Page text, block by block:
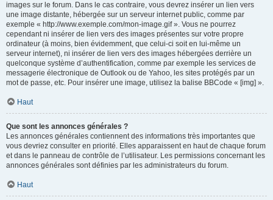
images sur le forum. Dans le cas contraire, vous devrez insérer un lien vers
une image distante, hébergée sur un serveur internet public, comme par
exemple « http://www.exemple.com/mon-image.gif ». Vous ne pourrez
cependant ni insérer de lien vers des images présentes sur votre propre
ordinateur (à moins, bien évidemment, que celui-ci soit en lui-même un
serveur internet), ni insérer de lien vers des images hébergées derrière un
quelconque système d’authentification, comme par exemple les services de
messagerie électronique de Outlook ou de Yahoo, les sites protégés par un
mot de passe, etc. Pour insérer une image, utilisez la balise BBCode « [img] ».
Haut
Que sont les annonces générales ?
Les annonces générales contiennent des informations très importantes que
vous devriez consulter en priorité. Elles apparaissent en haut de chaque forum
et dans le panneau de contrôle de l’utilisateur. Les permissions concernant les
annonces générales sont définies par les administrateurs du forum.
Haut